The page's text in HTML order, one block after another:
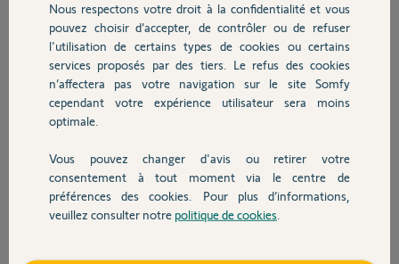
Chauffage
Autres produits
Devis avec un pro
Contact
puis reprend une montée normale, sans arrêt sauf en butée haute.
Les mêmes symptômes lors des 5 pannes. A chaque fois le technicien
de Eveno Fermetures (installateur pour le compte de Lapeyre) vient
pour changer la batterie. Une fois il a changé le moteur pour un
moteur plus puissant.
J'ai d'autres volets roulants moins larges et qui n'ont pas eu de
Dans quelques jours, le volet ne bougera plus.
Merci de me dire ce que vous en pensez.
Nous respectons votre droit à la confidentialité et vous
pouvez choisir d’accepter, de contrôler ou de refuser
l'utilisation de certains types de cookies ou certains
services proposés par des tiers. Le refus des cookies
n’affectera pas votre navigation sur le site Somfy
cependant votre expérience utilisateur sera moins
optimale.
Vous pouvez changer d'avis ou retirer votre
consentement à tout moment via le centre de
préférences des cookies. Pour plus d’informations,
veuillez consulter notre politique de cookies